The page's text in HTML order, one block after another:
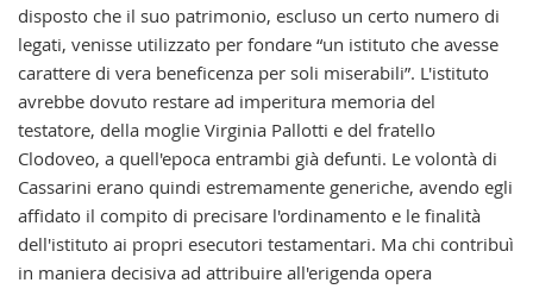
disposto che il suo patrimonio, escluso un certo numero di
legati, venisse utilizzato per fondare “un istituto che avesse
carattere di vera beneficenza per soli miserabili”. L'istituto
avrebbe dovuto restare ad imperitura memoria del
testatore, della moglie Virginia Pallotti e del fratello
Clodoveo, a quell'epoca entrambi già defunti. Le volontà di
Cassarini erano quindi estremamente generiche, avendo egli
affidato il compito di precisare l'ordinamento e le finalità
dell'istituto ai propri esecutori testamentari. Ma chi contribuì
in maniera decisiva ad attribuire all'erigenda opera